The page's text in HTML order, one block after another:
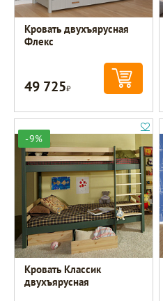
Кровать двухъярусная
Флекс
49 725Р
-9%
Кровать Классик
двухъярусная